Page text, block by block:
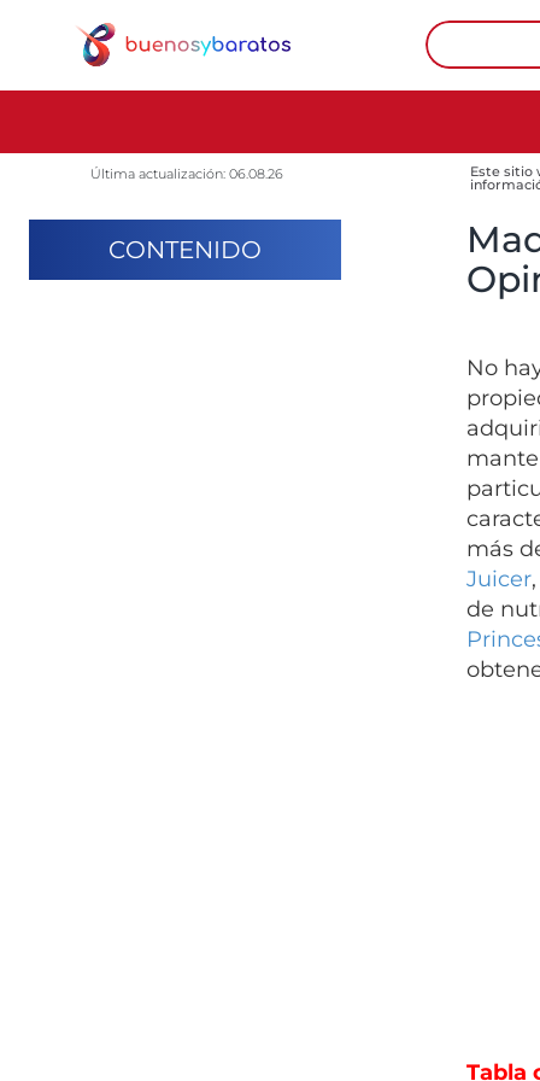
Última actualización: 06.08.26 Este sitio
CONTENIDO
No
más
Juicer
de
Tabla